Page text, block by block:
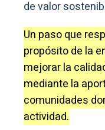
de valor
Un paso que
propósito de la
mejorar la
mediante la
comunidades
actividad.